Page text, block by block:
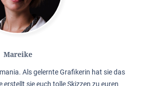
Mareike
Als gelernte Grafikerin hat sie das
sie euch tolle Skizzen zu euren